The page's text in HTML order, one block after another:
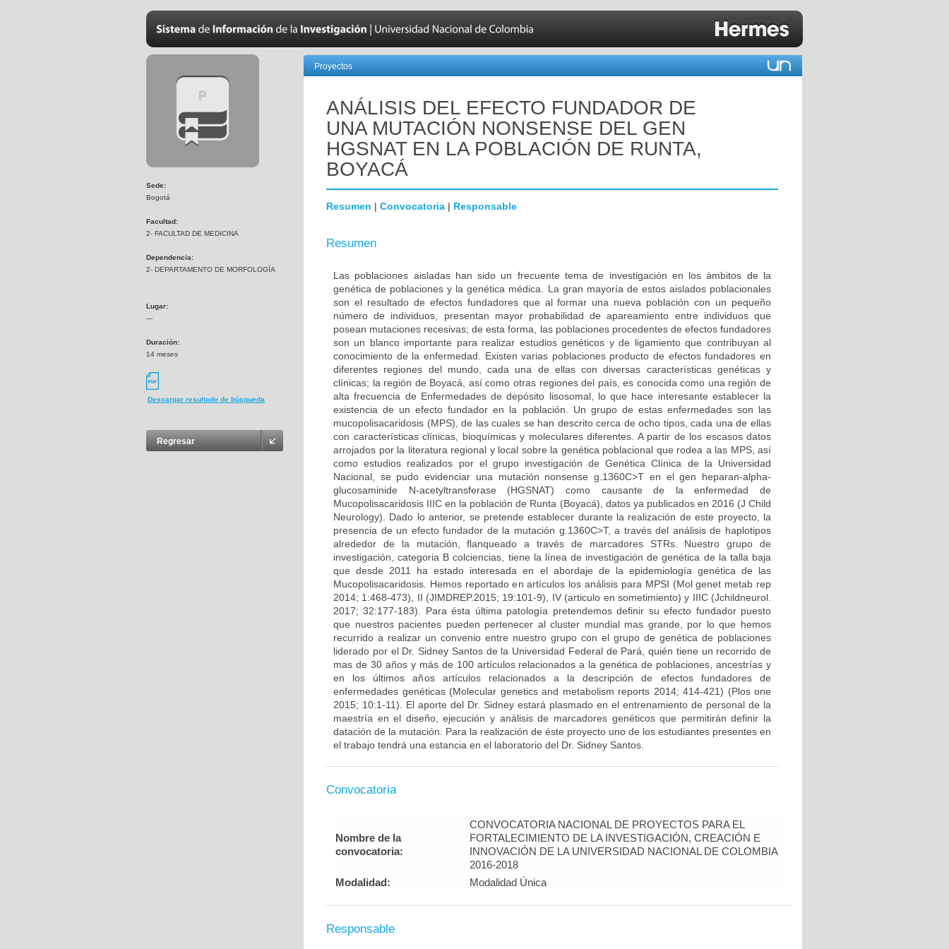
Sede:
Bogotá
Facultad:
2- FACULTAD DE MEDICINA
Dependencia:
2- DEPARTAMENTO DE MORFOLOGÍA
Lugar:
---
Duración:
14 meses
Descargar resultado de búsqueda
Regresar
Proyectos
ANÁLISIS DEL EFECTO FUNDADOR DE
UNA MUTACIÓN NONSENSE DEL GEN
HGSNAT EN LA POBLACIÓN DE RUNTA,
BOYACÁ
Resumen | Convocatoria | Responsable
Resumen
Las poblaciones aisladas han sido un frecuente tema de investigación en los ámbitos de la
genética de poblaciones y la genética médica. La gran mayoría de estos aislados poblacionales
son el resultado de efectos fundadores que al formar una nueva población con un pequeño
número de individuos, presentan mayor probabilidad de apareamiento entre individuos que
posean mutaciones recesivas; de esta forma, las poblaciones procedentes de efectos fundadores
son un blanco importante para realizar estudios genéticos y de ligamiento que contribuyan al
conocimiento de la enfermedad. Existen varias poblaciones producto de efectos fundadores en
diferentes regiones del mundo, cada una de ellas con diversas características genéticas y
clínicas; la región de Boyacá, así como otras regiones del país, es conocida como una región de
alta frecuencia de Enfermedades de depósito lisosomal, lo que hace interesante establecer la
existencia de un efecto fundador en la población. Un grupo de estas enfermedades son las
mucopolisacaridosis (MPS), de las cuales se han descrito cerca de ocho tipos, cada una de ellas
con características clínicas, bioquímicas y moleculares diferentes. A partir de los escasos datos
arrojados por la literatura regional y local sobre la genética poblacional que rodea a las MPS, así
como estudios realizados por el grupo investigación de Genética Clínica de la Universidad
Nacional, se pudo evidenciar una mutación nonsense g.1360C>T en el gen heparan-alpha-
glucosaminide N-acetyltransferase (HGSNAT) como causante de la enfermedad de
Mucopolisacaridosis IIIC en la población de Runta (Boyacá), datos ya publicados en 2016 (J Child
Neurology). Dado lo anterior, se pretende establecer durante la realización de este proyecto, la
presencia de un efecto fundador de la mutación g.1360C>T, a través del análisis de haplotipos
alrededor de la mutación, flanqueado a través de marcadores STRs. Nuestro grupo de
investigación, categoria B colciencias, tiene la línea de investigación de genética de la talla baja
que desde 2011 ha estado interesada en el abordaje de la epidemiología genética de las
Mucopolisacaridosis. Hemos reportado en artículos los análisis para MPSI (Mol genet metab rep
2014; 1:468-473), II (JIMDREP.2015; 19:101-9), IV (articulo en sometimiento) y IIIC (Jchildneurol.
2017; 32:177-183). Para ésta última patología pretendemos definir su efecto fundador puesto
que nuestros pacientes pueden pertenecer al cluster mundial mas grande, por lo que hemos
recurrido a realizar un convenio entre nuestro grupo con el grupo de genética de poblaciones
liderado por el Dr. Sidney Santos de la Universidad Federal de Pará, quién tiene un recorrido de
mas de 30 años y más de 100 artículos relacionados a la genética de poblaciones, ancestrías y
en los últimos años artículos relacionados a la descripción de efectos fundadores de
enfermedades genéticas (Molecular genetics and metabolism reports 2014; 414-421) (Plos one
2015; 10:1-11). El aporte del Dr. Sidney estará plasmado en el entrenamiento de personal de la
maestría en el diseño, ejecución y análisis de marcadores genéticos que permitirán definir la
datación de la mutación. Para la realización de éste proyecto uno de los estudiantes presentes en
el trabajo tendrá una estancia en el laboratorio del Dr. Sidney Santos.
Convocatoria
Nombre de la
convocatoria:
CONVOCATORIA NACIONAL DE PROYECTOS PARA EL
FORTALECIMIENTO DE LA INVESTIGACIÓN, CREACIÓN E
INNOVACIÓN DE LA UNIVERSIDAD NACIONAL DE COLOMBIA
2016-2018
Modalidad:
Modalidad Única
Responsable